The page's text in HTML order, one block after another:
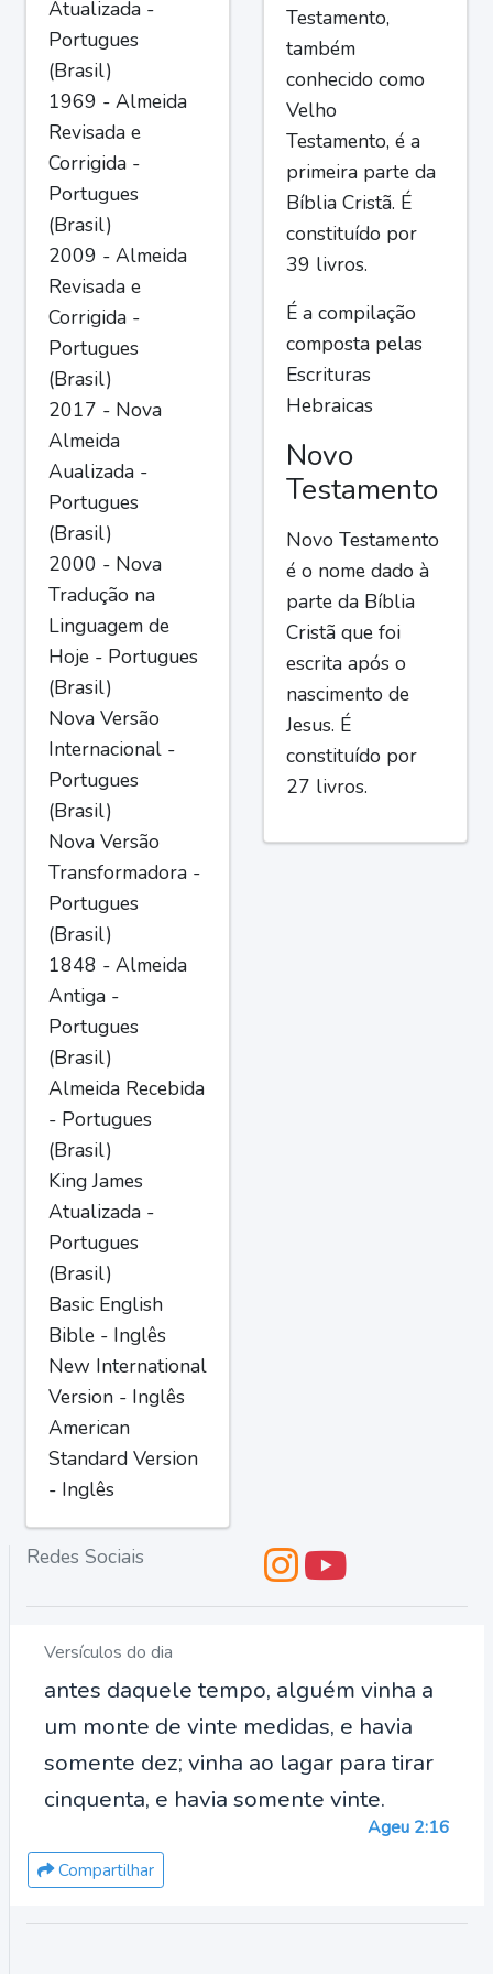
Atualizada -
Portugues
(Brasil)
1969 - Almeida
Revisada e
Corrigida -
Portugues
(Brasil)
2009 - Almeida
Revisada e
Corrigida -
Portugues
(Brasil)
2017 - Nova
Almeida
Aualizada -
Portugues
(Brasil)
2000 - Nova
Tradução na
Linguagem de
Hoje - Portugues
(Brasil)
Nova Versão
Internacional -
Portugues
(Brasil)
Nova Versão
Transformadora -
Portugues
(Brasil)
1848 - Almeida
Antiga -
Portugues
(Brasil)
Almeida Recebida
- Portugues
(Brasil)
King James
Atualizada -
Portugues
(Brasil)
Basic English
Bible - Inglês
New International
Version - Inglês
American
Standard Version
- Inglês
Testamento,
também
conhecido como
Velho
Testamento, é a
primeira parte da
Bíblia Cristã. É
constituído por
39 livros.
É a compilação
composta pelas
Escrituras
Hebraicas
Novo
Testamento
Novo Testamento
é o nome dado à
parte da Bíblia
Cristã que foi
escrita após o
nascimento de
Jesus. É
constituído por
27 livros.
Redes Sociais
Versículos do dia
antes daquele tempo, alguém vinha a
um monte de vinte medidas, e havia
somente dez; vinha ao lagar para tirar
cinquenta, e havia somente vinte.
Ageu 2:16
Compartilhar